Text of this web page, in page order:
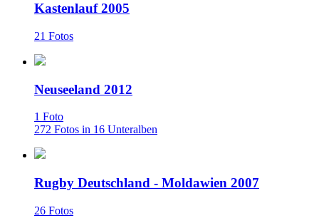
Kastenlauf 2005
21 Fotos
Neuseeland 2012
1 Foto
272 Fotos in 16 Unteralben
Rugby Deutschland - Moldawien 2007
26 Fotos